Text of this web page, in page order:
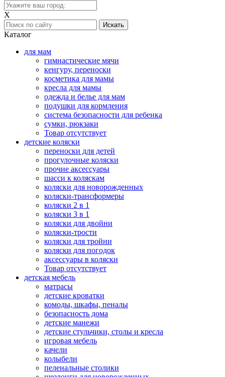
X
Каталог
для мам
гимнастические мячи
кенгуру, переноски
косметика для мамы
кресла для мамы
одежда и белье для мам
подушки для кормления
система безопасности для ребенка
сумки, рюкзаки
Товар отсутствует
детские коляски
переноски для детей
прогулочные коляски
прочие аксессуары
шасси к коляскам
коляски для новорожденных
коляски-трансформеры
коляски 2 в 1
коляски 3 в 1
коляски для двойни
коляски-трости
коляски для тройни
коляски для погодок
аксессуары в коляски
Товар отсутствует
детская мебель
матрасы
детские кроватки
комоды, шкафы, пеналы
безопасность дома
детские манежи
детские стульчики, столы и кресла
игровая мебель
качели
колыбели
пеленальные столики